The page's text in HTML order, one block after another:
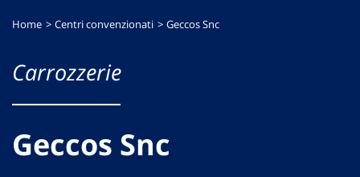
Home Centri convenzionati Geccos Snc
Carrozzerie
Geccos Snc